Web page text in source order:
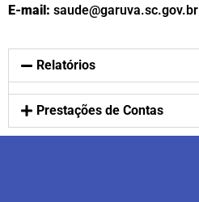
E-mail: saude@garuva.sc.gov.br
Relatórios
Prestações de Contas